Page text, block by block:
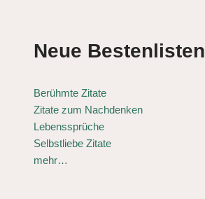
Neue Bestenlisten
Berühmte Zitate
Zitate zum Nachdenken
Lebenssprüche
Selbstliebe Zitate
mehr…